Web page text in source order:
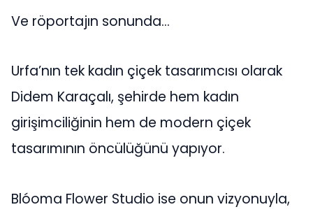
Ve röportajın sonunda…
Urfa’nın tek kadın çiçek tasarımcısı olarak
Didem Karaçalı, şehirde hem kadın
girişimciliğinin hem de modern çiçek
tasarımının öncülüğünü yapıyor.
Blóoma Flower Studio ise onun vizyonuyla,